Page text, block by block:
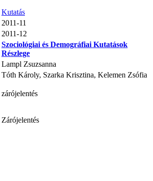
Kutatás
2011-11
2011-12
Szociológiai és Demográfiai Kutatások
Részlege
Lampl Zsuzsanna
Tóth Károly, Szarka Krisztina, Kelemen Zsófia
zárójelentés
Zárójelentés